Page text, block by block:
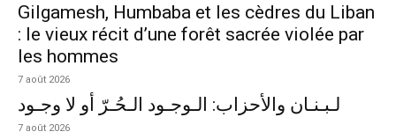
Gilgamesh, Humbaba et les cèdres du Liban
: le vieux récit d’une forêt sacrée violée par
les hommes
7 août 2026
لـبـنـان والأحزاب: الـوجـود الـحُـرّ أو لا وجـود
7 août 2026